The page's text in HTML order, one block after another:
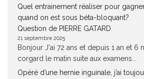
Quel entrainement réaliser pour
quand on est sous béta-bloquant?
Question de PIERRE GATARD
21 septembre 2025
Bonjour J'ai 72 ans et depuis 1 an et 6
corgard le matin suite aux examens...
Opéré d’une hernie inguinale, j’ai